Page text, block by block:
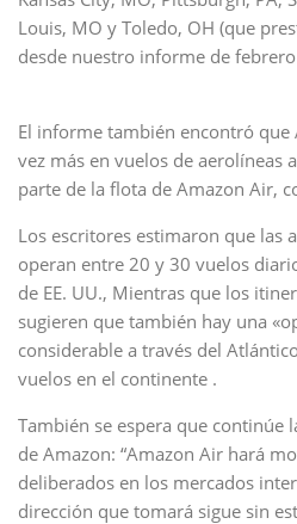
Louis, MO y Toledo, OH (que
desde nuestro informe de febrero
El informe también encontró que
vez más en vuelos de aerolíneas
parte de la flota de Amazon Air,
Los escritores estimaron que las
operan entre 20 y 30 vuelos
de EE. UU., Mientras que los
sugieren que también hay una
considerable a través del
vuelos en el continente .
También se espera que continúe
de Amazon: “Amazon Air hará
deliberados en los mercados
dirección que tomará sigue sin